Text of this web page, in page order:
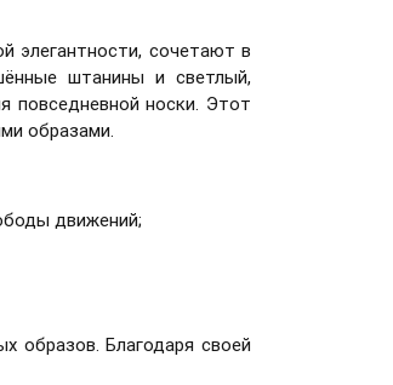
элегантности, сочетают в
штанины и светлый,
носки. Этот
образами.
движений;
образов. Благодаря своей